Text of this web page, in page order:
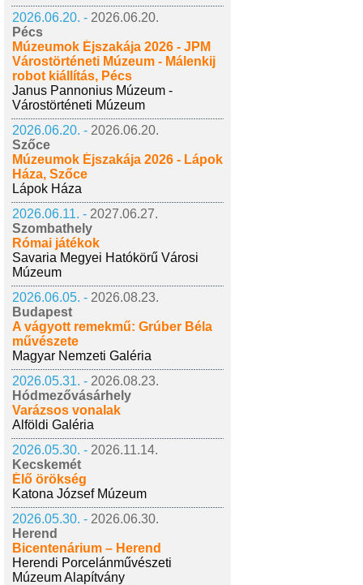
2026.06.20. - 2026.06.20.
Pécs
Múzeumok Éjszakája 2026 - JPM
Várostörténeti Múzeum - Málenkij
robot kiállítás, Pécs
Janus Pannonius Múzeum -
Várostörténeti Múzeum
2026.06.20. - 2026.06.20.
Szőce
Múzeumok Éjszakája 2026 - Lápok
Háza, Szőce
Lápok Háza
2026.06.11. - 2027.06.27.
Szombathely
Római játékok
Savaria Megyei Hatókörű Városi
Múzeum
2026.06.05. - 2026.08.23.
Budapest
A vágyott remekmű: Grúber Béla
művészete
Magyar Nemzeti Galéria
2026.05.31. - 2026.08.23.
Hódmezővásárhely
Varázsos vonalak
Alföldi Galéria
2026.05.30. - 2026.11.14.
Kecskemét
Élő örökség
Katona József Múzeum
2026.05.30. - 2026.06.30.
Herend
Bicentenárium – Herend
Herendi Porcelánművészeti
Múzeum Alapítvány